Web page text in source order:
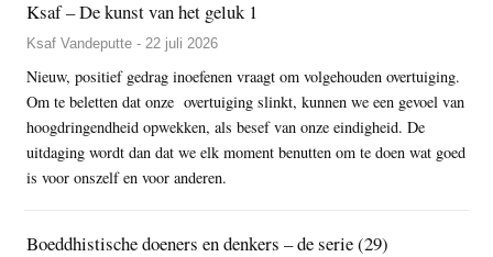
Ksaf – De kunst van het geluk 1
Ksaf Vandeputte - 22 juli 2026
Nieuw, positief gedrag inoefenen vraagt om volgehouden overtuiging.
Om te beletten dat onze overtuiging slinkt, kunnen we een gevoel van
hoogdringendheid opwekken, als besef van onze eindigheid. De
uitdaging wordt dan dat we elk moment benutten om te doen wat goed
is voor onszelf en voor anderen.
Boeddhistische doeners en denkers – de serie (29)